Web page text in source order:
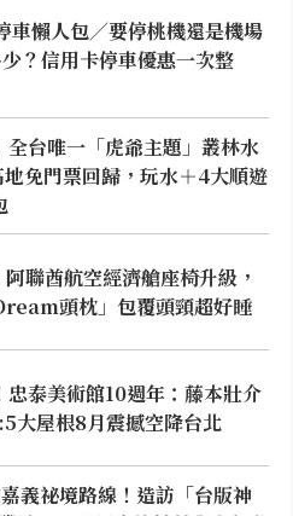
車懶人包／要停桃機還是機場
？信用卡停車優惠一次整
全台唯一「虎爺主題」叢林水
免門票回歸，玩水＋4大順遊
聯酋航空經濟艙座椅升級，
頭枕」包覆頭頸超好睡
忠泰美術館10週年：藤本壯介
大屋根8月震撼空降台北
義祕境路線！造訪「台版神